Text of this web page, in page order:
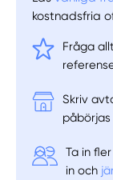
kostnadsfria
Fråga
Skriv
påbörjas
Ta in
in och